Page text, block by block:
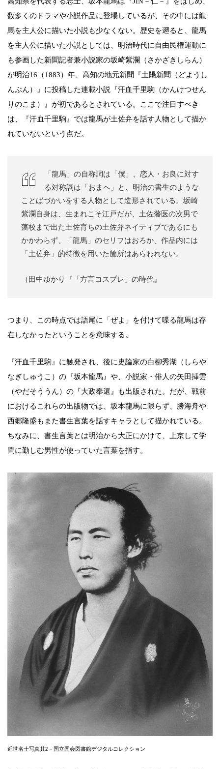
数多くのドラマや小説作品に登場しているが、その中には龍
馬を主人公に描いた小説も少なくない。歴史を遡ると、龍馬
を主人公に描いた小説としては、明治時代に自由民権運動に
も参画した新聞記者兼小説家の坂崎紫瀾（さかざきしらん）
が明治16（1883）年、高知の地元新聞『土陽新聞（どようし
んぶん）』に投稿した連載小説『汗血千里駒（かんけつせん
りのこま）』が初であるとされている。ここで注目すべき
は、『汗血千里駒』では龍馬が土佐弁を話す人物として描か
れていないという点だ。
「龍馬」の自称詞は「僕」、恋人・お良に対す
る対称詞は「おまへ」と、明治の書生のような
ことばづかいをする人物として造形されている。坂崎
紫瀾自身は、生まれこそ江戸だが、土佐藩医の次男で
藩校まで出た土佐育ちの土佐弁ネイティブであるにも
かかわらず、「龍馬」のセリフはおろか、作品内には
「土佐弁」的特徴を用いた箇所はあらわれない。
（田中ゆかり『「方言コスプレ」の時代』
つまり、この時点では語尾に「ぜよ」を付けて喋る龍馬は存
在しなかったということを意味する。
『汗血千里駒』に触発され、後に史論家の白柳秀湖（しらや
なぎしゅうこ）の『坂本龍馬』や、小説家・俳人の矢田挿雲
（やだそううん）の『大政奉還』も出版された。だが、戦前
におけるこれらの出版物では、坂本龍馬に限らず、勝海舟や
西郷隆盛もまた書生言葉を話すキャラとして描かれている。
ちなみに、書生言葉とは明治から大正にかけて、上京して学
問に勤しむ男性が使っていた言葉を指す。
近世名士写真其2－国立国会図書館デジタルコレクション